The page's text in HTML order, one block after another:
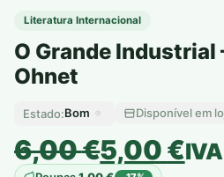
Literatura Internacional
O Grande Industrial
Ohnet
Estado:Bom Disponível em
6,00€
O
5,00€
O